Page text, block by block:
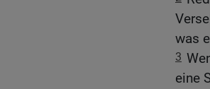
was
3
eine